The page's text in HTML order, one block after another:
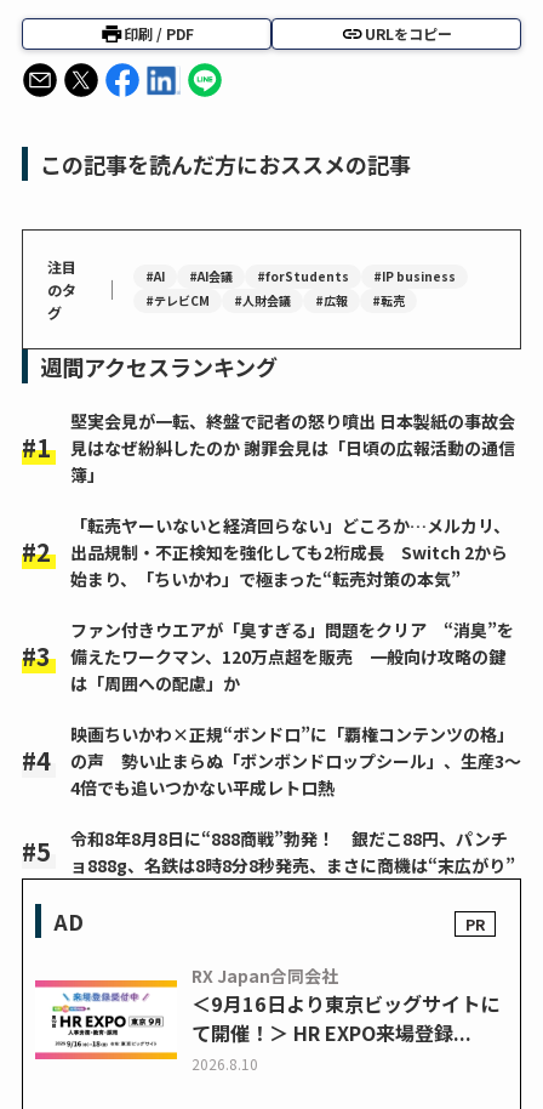
印刷 / PDF URLをコピー
この記事を読んだ方におススメの記事
注目
のタ
グ
｜ #AI #AI会議 #forStudents
#IP business
#テレビCM
#人財会議 #広報 #転売
週間アクセスランキング
堅実会見が一転、終盤で記者の怒り噴出 日本製紙の事故会
見はなぜ紛糾したのか 謝罪会見は「日頃の広報活動の通信
簿」
「転売ヤーいないと経済回らない」どころか…メルカリ、
出品規制・不正検知を強化しても2桁成長 Switch 2から
始まり、「ちいかわ」で極まった“転売対策の本気”
ファン付きウエアが「臭すぎる」問題をクリア “消臭”を
備えたワークマン、120万点超を販売 一般向け攻略の鍵
は「周囲への配慮」か
映画ちいかわ×正規“ボンドロ”に「覇権コンテンツの格」
の声 勢い止まらぬ「ボンボンドロップシール」、生産3～
4倍でも追いつかない平成レトロ熱
令和8年8月8日に“888商戦”勃発！ 銀だこ88円、パンチ
ョ888g、名鉄は8時8分8秒発売、まさに商機は“末広がり”
AD
RX Japan合同会社
＜9月16日より東京ビッグサイトに
て開催！＞ HR EXPO来場登録...
2026.8.10